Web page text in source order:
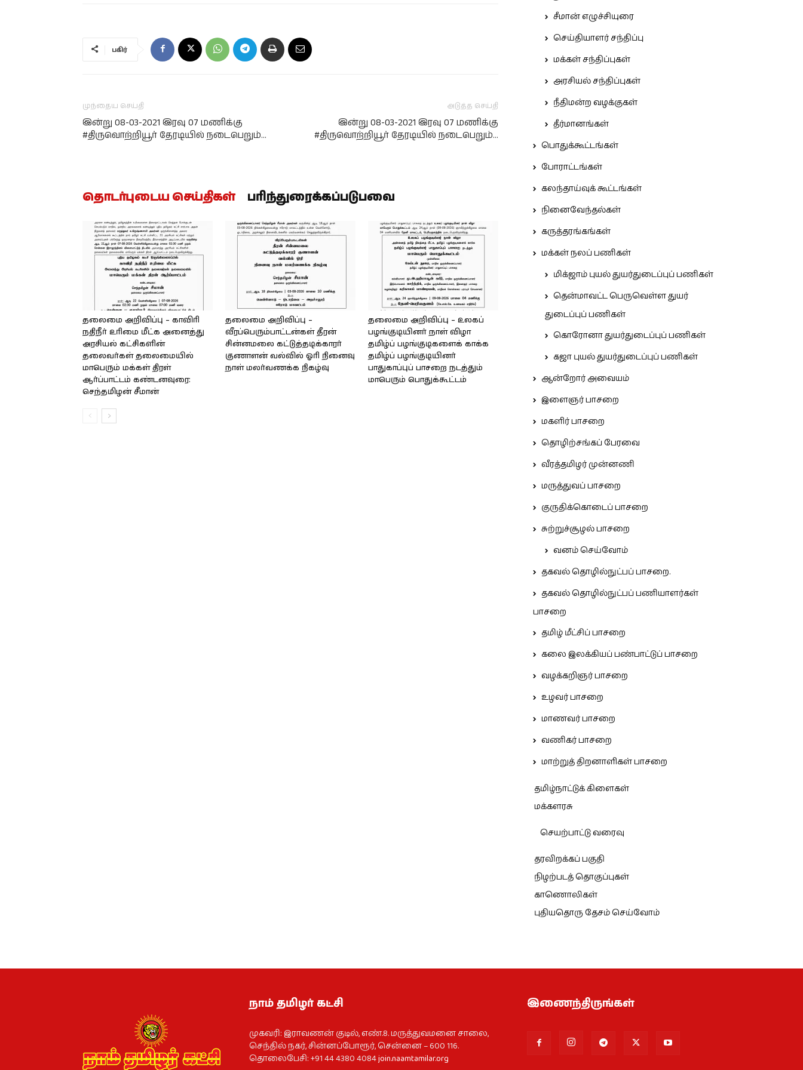
பகிர்
முந்தைய செய்தி
இன்று 08-03-2021 இரவு 07 மணிக்கு
#திருவொற்றியூர் தேரடியில் நடைபெறும்…
அடுத்த செய்தி
இன்று 08-03-2021 இரவு 07 மணிக்கு
#திருவொற்றியூர் தேரடியில் நடைபெறும்…
தொடர்புடைய செய்திகள் பரிந்துரைக்கப்படுபவை
தலைமை அறிவிப்பு – காவிரி
நதிநீர் உரிமை மீட்க அனைத்து
அரசியல் கட்சிகளின்
தலைவர்கள் தலைமையில்
மாபெரும் மக்கள் திரள்
ஆர்ப்பாட்டம் கண்டனவுரை:
செந்தமிழன் சீமான்
தலைமை அறிவிப்பு –
வீரப்பெரும்பாட்டன்கள் தீரன்
சின்னமலை கட்டுத்தடிக்காரர்
குணாளன் வல்வில் ஓரி நினைவு
நாள் மலர்வணக்க நிகழ்வு
தலைமை அறிவிப்பு – உலகப்
பழங்குடியினர் நாள் விழா
தமிழ்ப் பழங்குடிகளைக் காக்க
தமிழ்ப் பழங்குடியினர்
பாதுகாப்புப் பாசறை நடத்தும்
மாபெரும் பொதுக்கூட்டம்
சீமான் எழுச்சியுரை
செய்தியாளர் சந்திப்பு
மக்கள் சந்திப்புகள்
அரசியல் சந்திப்புகள்
நீதிமன்ற வழக்குகள்
தீர்மானங்கள்
பொதுக்கூட்டங்கள்
போராட்டங்கள்
கலந்தாய்வுக் கூட்டங்கள்
நினைவேந்தல்கள்
கருத்தரங்கங்கள்
மக்கள் நலப் பணிகள்
மிக்ஜாம் புயல் துயர்துடைப்புப் பணிகள்
தென்மாவட்ட பெருவெள்ள துயர்
துடைப்புப் பணிகள்
கொரோனா துயர்துடைப்புப் பணிகள்
கஜா புயல் துயர்துடைப்புப் பணிகள்
ஆன்றோர் அவையம்
இளைஞர் பாசறை
மகளிர் பாசறை
தொழிற்சங்கப் பேரவை
வீரத்தமிழர் முன்னணி
மருத்துவப் பாசறை
குருதிக்கொடைப் பாசறை
சுற்றுச்சூழல் பாசறை
வனம் செய்வோம்
தகவல் தொழில்நுட்பப் பாசறை.
தகவல் தொழில்நுட்பப் பணியாளர்கள்
பாசறை
தமிழ் மீட்சிப் பாசறை
கலை இலக்கியப் பண்பாட்டுப் பாசறை
வழக்கறிஞர் பாசறை
உழவர் பாசறை
மாணவர் பாசறை
வணிகர் பாசறை
மாற்றுத் திறனாளிகள் பாசறை
தமிழ்நாட்டுக் கிளைகள்
மக்களரசு
செயற்பாட்டு வரைவு
தரவிறக்கப் பகுதி
நிழற்படத் தொகுப்புகள்
காணொலிகள்
புதியதொரு தேசம் செய்வோம்
நாம் தமிழர் கட்சி
முகவரி: இராவணன் குடில், எண்.8. மருத்துவமனை சாலை,
செந்தில் நகர், சின்னப்போரூர், சென்னை – 600 116.
தொலைபேசி: +91 44 4380 4084join.naamtamilar.org
இணைந்திருங்கள்